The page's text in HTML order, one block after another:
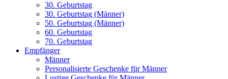
30. Geburtstag
30. Geburtstag (Männer)
50. Geburtstag (Männer)
60. Geburtstag
70. Geburtstag
Empfänger
Männer
Personalisierte Geschenke für Männer